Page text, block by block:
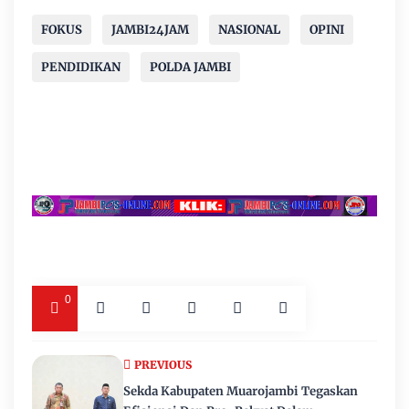
FOKUS JAMBI24JAM NASIONAL OPINI
PENDIDIKAN POLDA JAMBI
0
PREVIOUS
Sekda Kabupaten Muarojambi Tegaskan